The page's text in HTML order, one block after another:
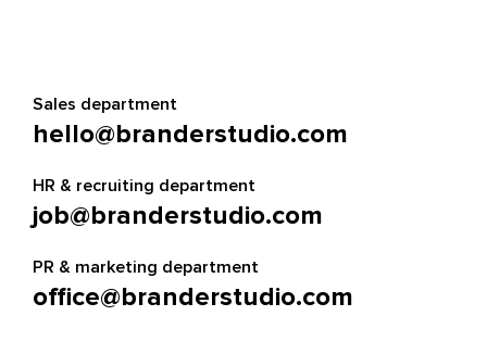
Sales department
hello@branderstudio.com
HR & recruiting department
job@branderstudio.com
PR & marketing department
office@branderstudio.com